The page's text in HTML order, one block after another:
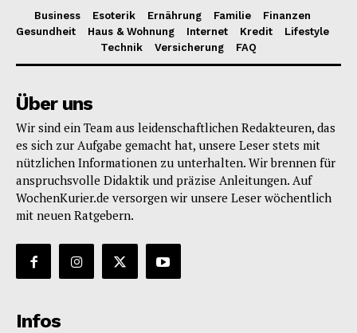
Business Esoterik Ernährung Familie
Finanzen
Gesundheit
Haus & Wohnung Internet Kredit
Lifestyle
Technik
Versicherung FAQ
Über uns
Wir sind ein Team aus leidenschaftlichen Redakteuren, das
es sich zur Aufgabe gemacht hat, unsere Leser stets mit
nützlichen Informationen zu unterhalten. Wir brennen für
anspruchsvolle Didaktik und präzise Anleitungen. Auf
WochenKurier.de versorgen wir unsere Leser wöchentlich
mit neuen Ratgebern.
Infos